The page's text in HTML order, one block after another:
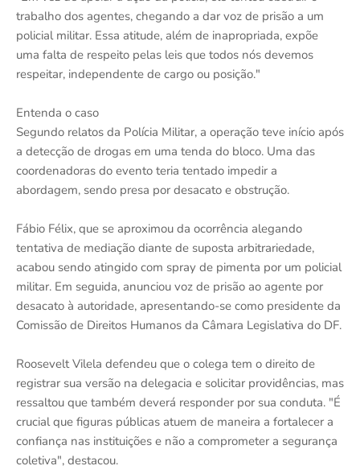
trabalho dos agentes, chegando a dar voz de prisão a um
policial militar. Essa atitude, além de inapropriada, expõe
uma falta de respeito pelas leis que todos nós devemos
respeitar, independente de cargo ou posição."
Entenda o caso
Segundo relatos da Polícia Militar, a operação teve início após
a detecção de drogas em uma tenda do bloco. Uma das
coordenadoras do evento teria tentado impedir a
abordagem, sendo presa por desacato e obstrução.
Fábio Félix, que se aproximou da ocorrência alegando
tentativa de mediação diante de suposta arbitrariedade,
acabou sendo atingido com spray de pimenta por um policial
militar. Em seguida, anunciou voz de prisão ao agente por
desacato à autoridade, apresentando-se como presidente da
Comissão de Direitos Humanos da Câmara Legislativa do DF.
Roosevelt Vilela defendeu que o colega tem o direito de
registrar sua versão na delegacia e solicitar providências, mas
ressaltou que também deverá responder por sua conduta. "É
crucial que figuras públicas atuem de maneira a fortalecer a
confiança nas instituições e não a comprometer a segurança
coletiva", destacou.